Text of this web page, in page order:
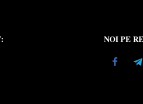
Calificările profesionale obținute de medici
NOI PE